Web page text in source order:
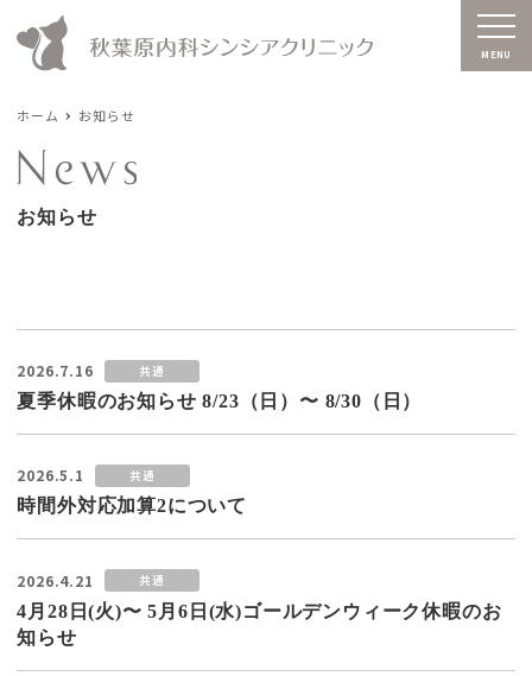
MENU
ホーム お知らせ
お知らせ
2026.7.16 共通
夏季休暇のお知らせ 8/23（日）〜 8/30（日）
2026.5.1 共通
時間外対応加算2について
2026.4.21 共通
4月28日(火)〜 5月6日(水)ゴールデンウィーク休暇のお
知らせ